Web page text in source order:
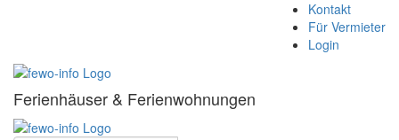
Kontakt
Für Vermieter
Login
Ferienhäuser & Ferienwohnungen